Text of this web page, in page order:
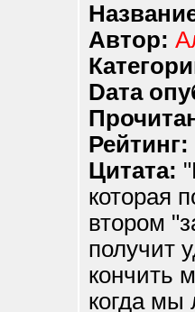
Автор:
Dата
Рейтинг:
Цитата:
которая
втором
получит
кончить
когда мы